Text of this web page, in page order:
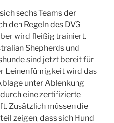
sechs Teams der
den Regeln des DVG
wird fleißig trainiert.
Shepherds und
sind jetzt bereit für
Leinenführigkeit wird das
unter Ablenkung
eine zertifizierte
Zusätzlich müssen die
zeigen, dass sich Hund